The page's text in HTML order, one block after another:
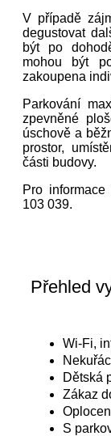
V případě
degustovat
být po
mohou být
zakoupena
Parkování
zpevněné
úschově a
prostor,
části budovy.
Pro
103 039.
Přehled
Wi-Fi,
Dětská
Zákaz
S